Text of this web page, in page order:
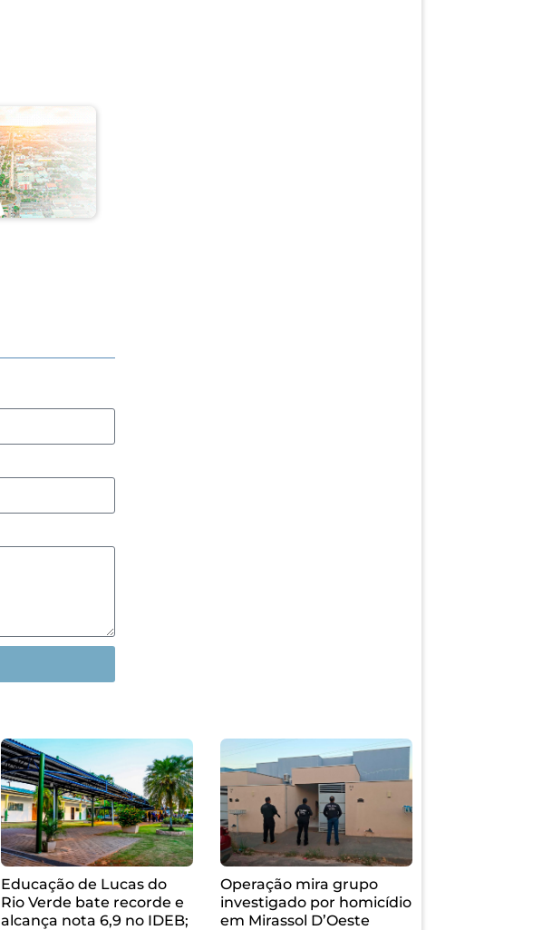
Educação de Lucas do
Rio Verde bate recorde e
alcança nota 6,9 no IDEB;
Operação mira grupo
investigado por homicídio
em Mirassol D’Oeste